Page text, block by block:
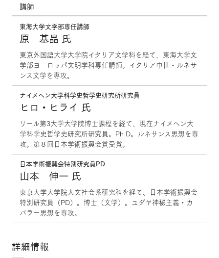
講師
東海大学文学部専任講師
原 基晶 氏
東京外国語大学大学院イタリア文学科を経て、東海大学文
学部ヨーロッパ文明学科専任講師。イタリア中世・ルネサ
ンス文学を専攻。
ナイメヘン大学科学史哲学史研究所研究員
ヒロ・ヒライ 氏
リール第3大学大学院博士課程を経て、現在ナイメヘン大
学科学史哲学史研究所研究員。Ph D。ルネサンス思想を専
攻。第８回日本学術振興会賞受賞。
日本学術振興会特別研究員PD
山本 伸一 氏
東京大学大学院人文社会系研究科を経て、日本学術振興会
特別研究員（PD）。博士（文学）。ユダヤ神秘主義・カ
バラー思想を専攻。
詳細情報